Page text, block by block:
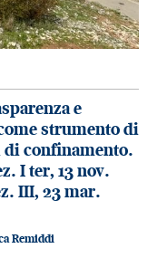
e
strumento di
di confinamento.
I ter, 13 nov.
III, 23 mar.
Remiddi